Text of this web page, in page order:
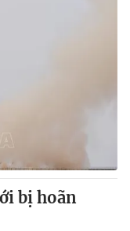
bằng AI
bị hoãn